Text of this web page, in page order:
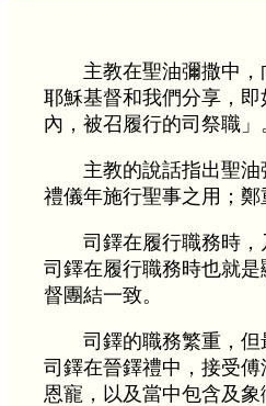
主教在聖油彌撒中
耶穌基督和我們分享，
內，被召履行的司祭職」
主教的說話指出聖
禮儀年施行聖事之用；
司鐸在履行職務時
司鐸在履行職務時也就
督團結一致。
司鐸的職務繁重，
司鐸在晉鐸禮中，接受
恩寵，以及當中包含及